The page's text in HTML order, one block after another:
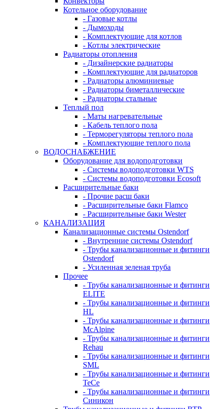
Котельное оборудование
- Газовые котлы
- Дымоходы
- Комплектующие для котлов
- Котлы электрические
Радиаторы отопления
- Дизайнерские радиаторы
- Комплектующие для радиаторов
- Радиаторы алюминиевые
- Радиаторы биметаллические
- Радиаторы стальные
Теплый пол
- Маты нагревательные
- Кабель теплого пола
- Терморегуляторы теплого пола
- Комплектующие теплого пола
ВОДОСНАБЖЕНИЕ
Оборудование для водоподготовки
- Системы водоподготовки WTS
- Системы водоподготовки Ecosoft
Расширительные баки
- Прочие расш баки
- Расширительные баки Flamco
- Расширительные баки Wester
КАНАЛИЗАЦИЯ
Канализационные системы Ostendorf
- Внутренние системы Ostendorf
- Трубы канализационные и фитинги
Ostendorf
- Усиленная зеленая труба
Прочее
- Трубы канализационные и фитинги
ELITE
- Трубы канализационные и фитинги
HL
- Трубы канализационные и фитинги
McAlpine
- Трубы канализационные и фитинги
Rehau
- Трубы канализационные и фитинги
SML
- Трубы канализационные и фитинги
TeCe
- Трубы канализационные и фитинги
Синикон